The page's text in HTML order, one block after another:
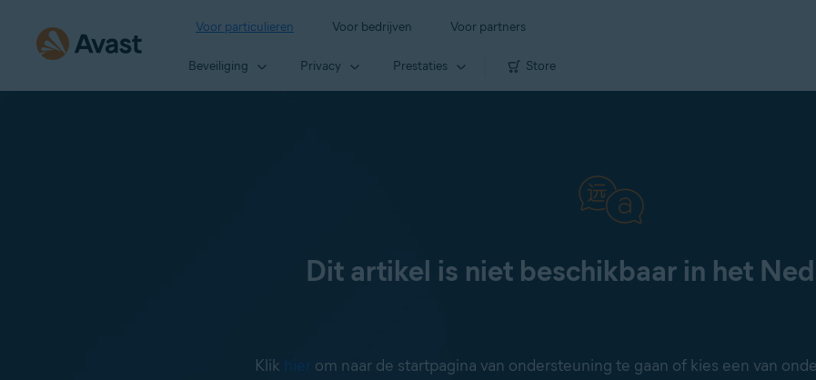
Voor particulieren Voor bedrijven Voor partners
Beveiliging Privacy Prestaties Store
Dit artikel is niet beschikbaar in het
Klik hierom naar de startpagina van ondersteuning te gaan of kies een van